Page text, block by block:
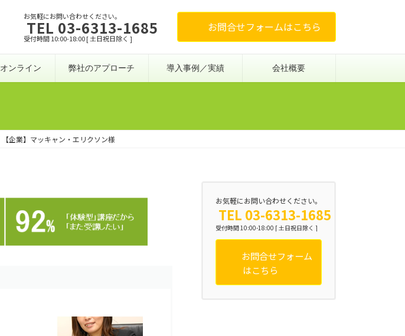
お気軽にお問い合わせください。
TEL 03-6313-1685
受付時間 10:00-18:00 [ 土日祝日除く ]
お問合せフォームはこちら
ンライン 弊社のアプローチ 導入事例／実績 会社概要
【企業】マッキャン・エリクソン様
お気軽にお問い合わせください。
TEL 03-6313-1685
受付時間 10:00-18:00 [ 土日祝日除く ]
お問合せフォーム
はこちら